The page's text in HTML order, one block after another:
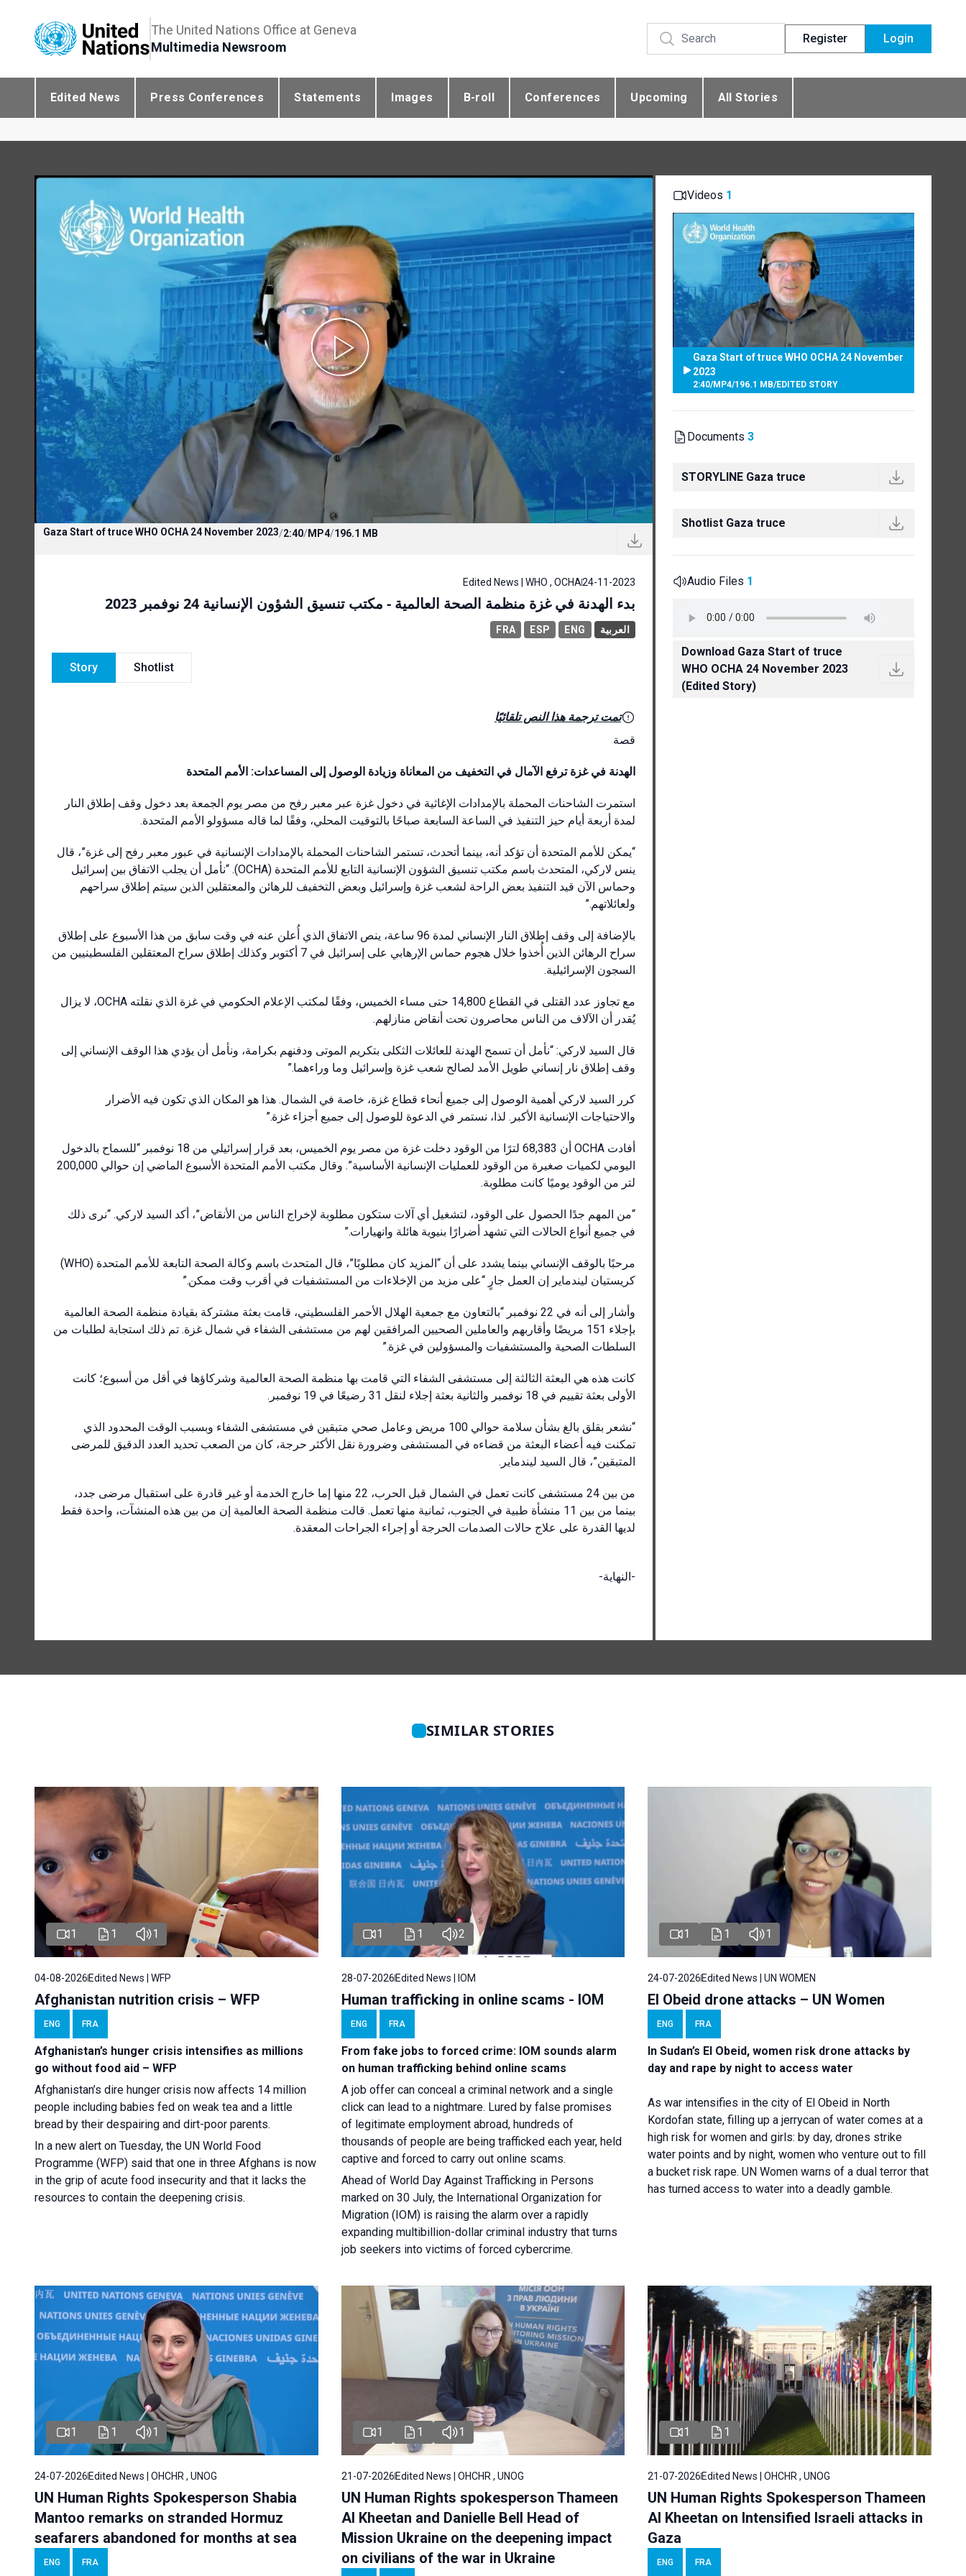
The United Nations Office at Geneva
Multimedia Newsroom
Register Login
Edited News Press Conferences Statements Images B-roll Conferences Upcoming All Stories
Gaza Start of truce WHO OCHA 24 November 2023/2:40/MP4/196.1 MB
24-11-2023
Edited News | WHO , OCHA
بدء الهدنة في غزة منظمة الصحة العالمية - مكتب تنسيق الشؤون الإنسانية 24 نوفمبر 2023
العربية ENG
ESP
FRA
Story Shotlist
تمت ترجمة هذا النص تلقائيًا
قصة
الهدنة في غزة ترفع الآمال في التخفيف من المعاناة وزيادة الوصول إلى المساعدات: الأمم المتحدة
استمرت الشاحنات المحملة بالإمدادات الإغاثية في دخول غزة عبر معبر رفح من مصر يوم الجمعة بعد دخول وقف إطلاق النار
لمدة أربعة أيام حيز التنفيذ في الساعة السابعة صباحًا بالتوقيت المحلي، وفقًا لما قاله مسؤولو الأمم المتحدة.
“يمكن للأمم المتحدة أن تؤكد أنه، بينما أتحدث، تستمر الشاحنات المحملة بالإمدادات الإنسانية في عبور معبر رفح إلى غزة”، قال
ينس لاركي، المتحدث باسم مكتب تنسيق الشؤون الإنسانية التابع للأمم المتحدة (OCHA). “نأمل أن يجلب الاتفاق بين إسرائيل
وحماس الآن قيد التنفيذ بعض الراحة لشعب غزة وإسرائيل وبعض التخفيف للرهائن والمعتقلين الذين سيتم إطلاق سراحهم
ولعائلاتهم.”
بالإضافة إلى وقف إطلاق النار الإنساني لمدة 96 ساعة، ينص الاتفاق الذي أُعلن عنه في وقت سابق من هذا الأسبوع على إطلاق
سراح الرهائن الذين أُخذوا خلال هجوم حماس الإرهابي على إسرائيل في 7 أكتوبر وكذلك إطلاق سراح المعتقلين الفلسطينيين من
السجون الإسرائيلية.
مع تجاوز عدد القتلى في القطاع 14,800 حتى مساء الخميس، وفقًا لمكتب الإعلام الحكومي في غزة الذي نقلته OCHA، لا يزال
يُقدر أن الآلاف من الناس محاصرون تحت أنقاض منازلهم.
قال السيد لاركي: “نأمل أن تسمح الهدنة للعائلات الثكلى بتكريم الموتى ودفنهم بكرامة، ونأمل أن يؤدي هذا الوقف الإنساني إلى
وقف إطلاق نار إنساني طويل الأمد لصالح شعب غزة وإسرائيل وما وراءهما.”
كرر السيد لاركي أهمية الوصول إلى جميع أنحاء قطاع غزة، خاصة في الشمال. هذا هو المكان الذي تكون فيه الأضرار
والاحتياجات الإنسانية الأكبر. لذا، نستمر في الدعوة للوصول إلى جميع أجزاء غزة.”
أفادت OCHA أن 68,383 لترًا من الوقود دخلت غزة من مصر يوم الخميس، بعد قرار إسرائيلي من 18 نوفمبر “للسماح بالدخول
اليومي لكميات صغيرة من الوقود للعمليات الإنسانية الأساسية”. وقال مكتب الأمم المتحدة الأسبوع الماضي إن حوالي 200,000
لتر من الوقود يوميًا كانت مطلوبة.
“من المهم جدًا الحصول على الوقود، لتشغيل أي آلات ستكون مطلوبة لإخراج الناس من الأنقاض”، أكد السيد لاركي. “نرى ذلك
في جميع أنواع الحالات التي تشهد أضرارًا بنيوية هائلة وانهيارات.”
مرحبًا بالوقف الإنساني بينما يشدد على أن “المزيد كان مطلوبًا”، قال المتحدث باسم وكالة الصحة التابعة للأمم المتحدة (WHO)
كريستيان ليندماير إن العمل جارٍ “على مزيد من الإخلاءات من المستشفيات في أقرب وقت ممكن.”
وأشار إلى أنه في 22 نوفمبر “بالتعاون مع جمعية الهلال الأحمر الفلسطيني، قامت بعثة مشتركة بقيادة منظمة الصحة العالمية
بإجلاء 151 مريضًا وأقاربهم والعاملين الصحيين المرافقين لهم من مستشفى الشفاء في شمال غزة. تم ذلك استجابة لطلبات من
السلطات الصحية والمستشفيات والمسؤولين في غزة.”
كانت هذه هي البعثة الثالثة إلى مستشفى الشفاء التي قامت بها منظمة الصحة العالمية وشركاؤها في أقل من أسبوع؛ كانت
الأولى بعثة تقييم في 18 نوفمبر والثانية بعثة إجلاء لنقل 31 رضيعًا في 19 نوفمبر.
“نشعر بقلق بالغ بشأن سلامة حوالي 100 مريض وعامل صحي متبقين في مستشفى الشفاء وبسبب الوقت المحدود الذي
تمكنت فيه أعضاء البعثة من قضاءه في المستشفى وضرورة نقل الأكثر حرجة، كان من الصعب تحديد العدد الدقيق للمرضى
المتبقين”، قال السيد ليندماير.
من بين 24 مستشفى كانت تعمل في الشمال قبل الحرب، 22 منها إما خارج الخدمة أو غير قادرة على استقبال مرضى جدد،
بينما من بين 11 منشأة طبية في الجنوب، ثمانية منها تعمل. قالت منظمة الصحة العالمية إن من بين هذه المنشآت، واحدة فقط
لديها القدرة على علاج حالات الصدمات الحرجة أو إجراء الجراحات المعقدة.
-النهاية-
Videos 1
Gaza Start of truce WHO OCHA 24 November
2023
2:40/MP4/196.1 MB/EDITED STORY
Documents 3
STORYLINE Gaza truce
Shotlist Gaza truce
Audio Files 1
Download Gaza Start of truce
WHO OCHA 24 November 2023
(Edited Story)
SIMILAR STORIES
1 1 1
04-08-2026Edited News | WFP
Afghanistan nutrition crisis – WFP
ENG FRA
Afghanistan’s hunger crisis intensifies as millions
go without food aid – WFP
Afghanistan’s dire hunger crisis now affects 14 million
people including babies fed on weak tea and a little
bread by their despairing and dirt-poor parents.
In a new alert on Tuesday, the UN World Food
Programme (WFP) said that one in three Afghans is now
in the grip of acute food insecurity and that it lacks the
resources to contain the deepening crisis.
1 1 2
28-07-2026Edited News | IOM
Human trafficking in online scams - IOM
ENG FRA
From fake jobs to forced crime: IOM sounds alarm
on human trafficking behind online scams
A job offer can conceal a criminal network and a single
click can lead to a nightmare. Lured by false promises
of legitimate employment abroad, hundreds of
thousands of people are being trafficked each year, held
captive and forced to carry out online scams.
Ahead of World Day Against Trafficking in Persons
marked on 30 July, the International Organization for
Migration (IOM) is raising the alarm over a rapidly
expanding multibillion-dollar criminal industry that turns
job seekers into victims of forced cybercrime.
1 1 1
24-07-2026Edited News | UN WOMEN
El Obeid drone attacks – UN Women
ENG FRA
In Sudan’s El Obeid, women risk drone attacks by
day and rape by night to access water
As war intensifies in the city of El Obeid in North
Kordofan state, filling up a jerrycan of water comes at a
high risk for women and girls: by day, drones strike
water points and by night, women who venture out to fill
a bucket risk rape. UN Women warns of a dual terror that
has turned access to water into a deadly gamble.
1 1 1
24-07-2026 Edited News | OHCHR , UNOG
UN Human Rights Spokesperson Shabia
Mantoo remarks on stranded Hormuz
seafarers abandoned for months at sea
ENG FRA
1 1 1
21-07-2026Edited News | OHCHR , UNOG
UN Human Rights spokesperson Thameen
Al Kheetan and Danielle Bell Head of
Mission Ukraine on the deepening impact
on civilians of the war in Ukraine
1 1
21-07-2026Edited News | OHCHR , UNOG
UN Human Rights Spokesperson Thameen
Al Kheetan on Intensified Israeli attacks in
Gaza
ENG FRA